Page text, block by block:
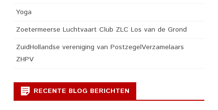
Yoga
Zoetermeerse Luchtvaart Club ZLC Los van de Grond
ZuidHollandse vereniging van PostzegelVerzamelaars
ZHPV
RECENTE BLOG BERICHTEN